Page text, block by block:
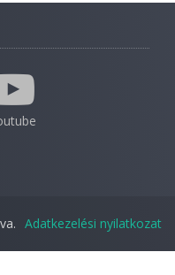
Adatkezelési nyilatkozat